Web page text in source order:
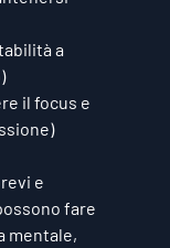
a
il focus e
e
fare
mentale,